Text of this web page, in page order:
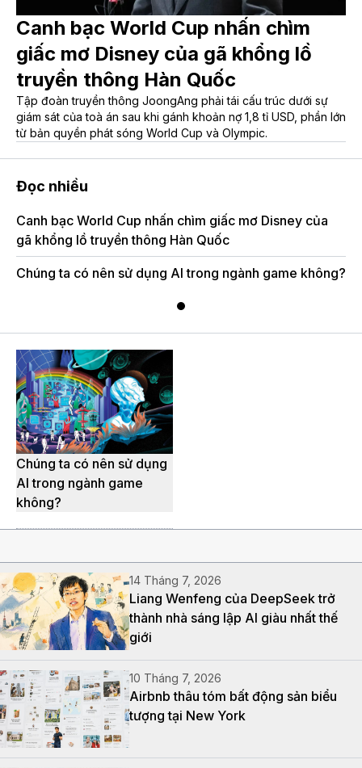
Canh bạc World Cup nhấn chìm
giấc mơ Disney của gã khổng lồ
truyền thông Hàn Quốc
Tập đoàn truyền thông JoongAng phải tái cấu trúc dưới sự
giám sát của toà án sau khi gánh khoản nợ 1,8 tỉ USD, phần lớn
từ bản quyền phát sóng World Cup và Olympic.
Đọc nhiều
Canh bạc World Cup nhấn chìm giấc mơ Disney của
gã khổng lồ truyền thông Hàn Quốc
Chúng ta có nên sử dụng AI trong ngành game không?
Chúng ta có nên sử dụng
AI trong ngành game
không?
14 Tháng 7, 2026
Liang Wenfeng của DeepSeek trở
thành nhà sáng lập AI giàu nhất thế
giới
10 Tháng 7, 2026
Airbnb thâu tóm bất động sản biểu
tượng tại New York